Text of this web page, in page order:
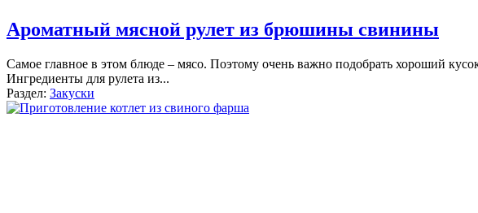
Ароматный мясной рулет из брюшины свинины
Самое главное в этом блюде – мясо. Поэтому очень важно подобрать хороший
Ингредиенты для рулета из...
Раздел: Закуски